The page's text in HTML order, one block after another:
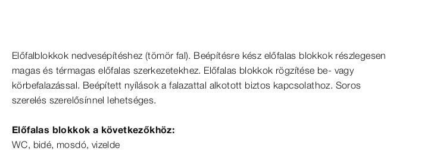
Előfalblokkok nedvesépítéshez (tömör fal). Beépítésre kész előfalas blokkok részlegesen
magas és térmagas előfalas szerkezetekhez. Előfalas blokkok rögzítése be- vagy
körbefalazással. Beépített nyílások a falazattal alkotott biztos kapcsolathoz. Soros
szerelés szerelősínnel lehetséges.
Előfalas blokkok a következőkhöz:
WC, bidé, mosdó, vizelde